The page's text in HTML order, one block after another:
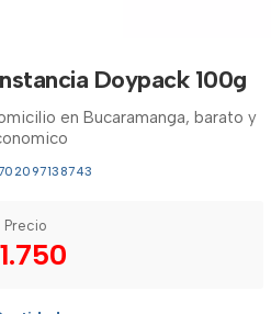
Doypack 100g
en Bucaramanga, barato y
Precio